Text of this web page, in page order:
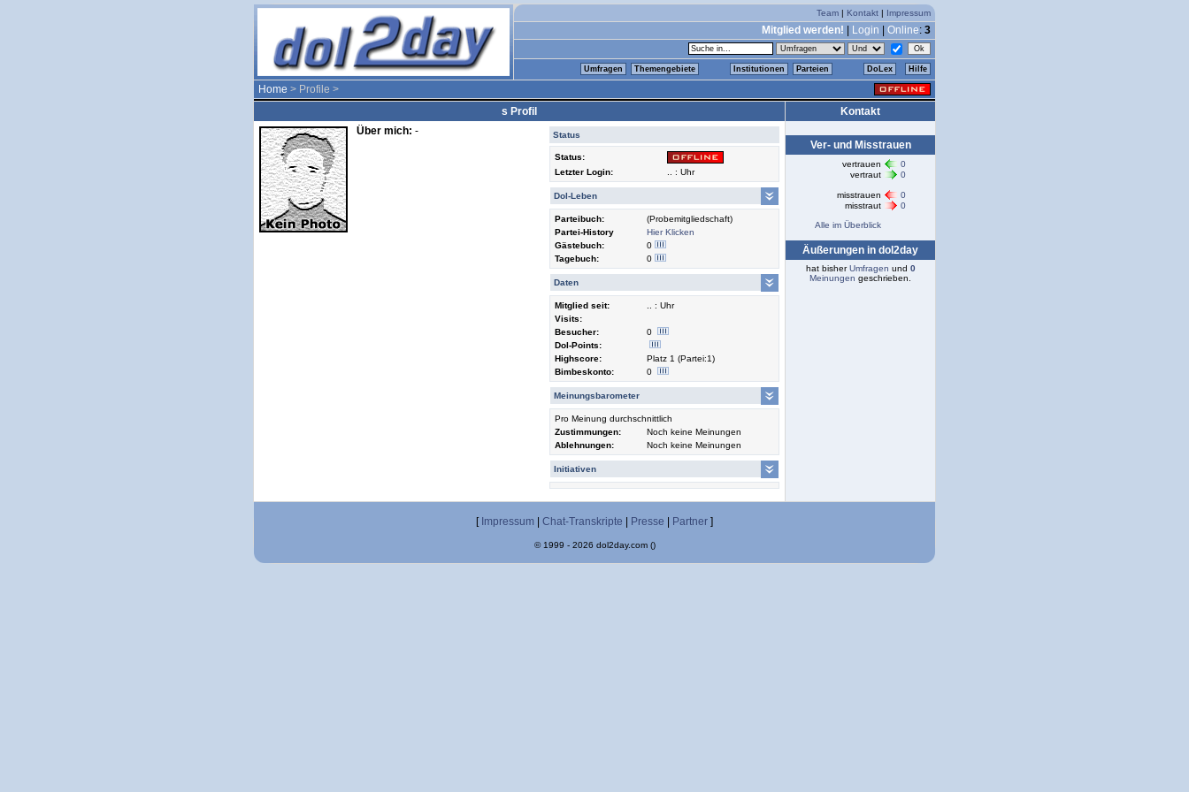
Team | Kontakt | Impressum
Mitglied werden! Login Online: 3
Umfragen Themengebiete Institutionen Parteien DoLex Hilfe
Home > Profile >
s Profil
Status
Status:
Letzter Login:
.. : Uhr
Dol-Leben
Parteibuch:
(Probemitgliedschaft)
Partei-History
Hier Klicken
Gästebuch:
0
Tagebuch:
0
Daten
Mitglied seit:
.. : Uhr
Visits:
Besucher:
0
Dol-Points:
Highscore:
Platz 1 (Partei:1)
Bimbeskonto:
0
Meinungsbarometer
Pro Meinung durchschnittlich
Zustimmungen:
Noch keine Meinungen
Ablehnungen:
Noch keine Meinungen
Initiativen
Über mich: -
Kontakt
Ver- und Misstrauen
vertrauen
0
vertraut
0
misstrauen
0
misstraut
0
Alle im Überblick
Äußerungen in dol2day
hat bisherUmfragen und 0
Meinungen geschrieben.
[ Impressum Chat-Transkripte Presse Partner ]
© 1999 - 2026 dol2day.com ()